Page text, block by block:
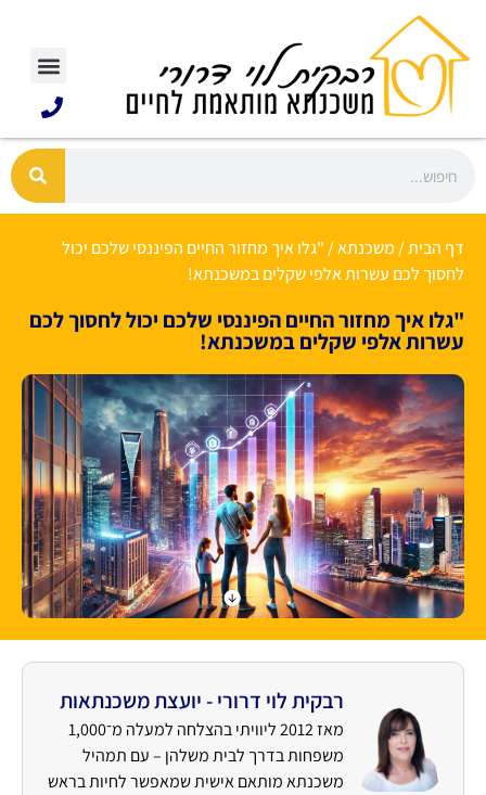
דף הבית/משכנתא/"גלו איך מחזור החיים הפיננסי שלכם יכול
לחסוך לכם עשרות אלפי שקלים במשכנתא!
"גלו איך מחזור החיים הפיננסי שלכם יכול לחסוך לכם
עשרות אלפי שקלים במשכנתא!
רבקית לוי דרורי - יועצת משכנתאות
מאז 2012 ליוויתי בהצלחה למעלה מ־1,000
משפחות בדרך לבית משלהן – עם תמהיל
משכנתא מותאם אישית שמאפשר לחיות בראש